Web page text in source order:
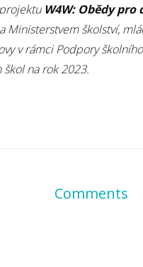
W4W: Obědy pro
Ministerstvem školství,
v rámci Podpory
škol na rok 2023.
Comments